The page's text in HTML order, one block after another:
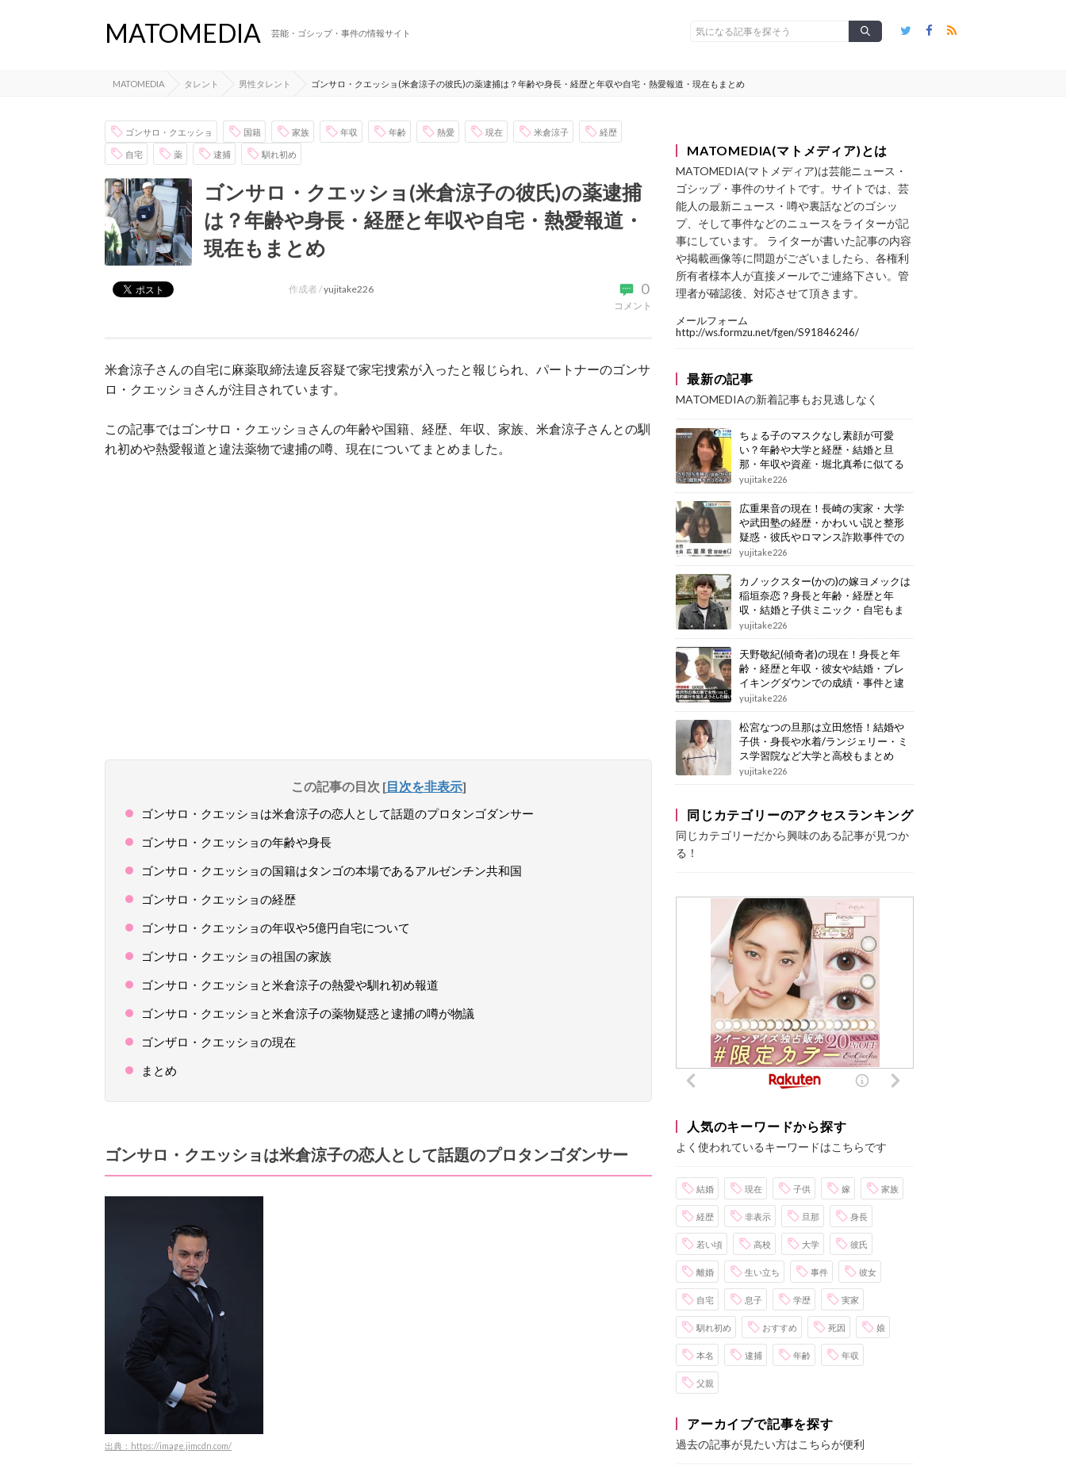
MATOMEDIA 芸能・ゴシップ・事件の情報サイト
MATOMEDIA タレント 男性タレント ゴンサロ・クエッショ(米倉涼子の彼氏)の薬逮捕は？年齢や身長・経歴と年収や自宅・熱愛報道・現在もまとめ
ゴンサロ・クエッショ 国籍 家族 年収 年齢 熱愛 現在 米倉涼子 経歴
自宅 薬 逮捕 馴れ初め
ゴンサロ・クエッショ(米倉涼子の彼氏)の薬逮捕
は？年齢や身長・経歴と年収や自宅・熱愛報道・
現在もまとめ
0
コメント
作成者 /yujitake226
米倉涼子さんの自宅に麻薬取締法違反容疑で家宅捜索が入ったと報じられ、パートナーのゴンサ
ロ・クエッショさんが注目されています。
この記事ではゴンサロ・クエッショさんの年齢や国籍、経歴、年収、家族、米倉涼子さんとの馴
れ初めや熱愛報道と違法薬物で逮捕の噂、現在についてまとめました。
この記事の目次 [目次を非表示]
ゴンサロ・クエッショは米倉涼子の恋人として話題のプロタンゴダンサー
ゴンサロ・クエッショの年齢や身長
ゴンサロ・クエッショの国籍はタンゴの本場であるアルゼンチン共和国
ゴンサロ・クエッショの経歴
ゴンサロ・クエッショの年収や5億円自宅について
ゴンサロ・クエッショの祖国の家族
ゴンサロ・クエッショと米倉涼子の熱愛や馴れ初め報道
ゴンサロ・クエッショと米倉涼子の薬物疑惑と逮捕の噂が物議
ゴンザロ・クエッショの現在
まとめ
ゴンサロ・クエッショは米倉涼子の恋人として話題のプロタンゴダンサー
出典：https://image.jimcdn.com/
MATOMEDIA(マトメディア)とは
MATOMEDIA(マトメディア)は芸能ニュース・
ゴシップ・事件のサイトです。サイトでは、芸
能人の最新ニュース・噂や裏話などのゴシッ
プ、そして事件などのニュースをライターが記
事にしています。 ライターが書いた記事の内容
や掲載画像等に問題がございましたら、各権利
所有者様本人が直接メールでご連絡下さい。管
理者が確認後、対応させて頂きます。
メールフォーム
http://ws.formzu.net/fgen/S91846246/
最新の記事
MATOMEDIAの新着記事もお見逃しなく
ちょる子のマスクなし素顔が可愛
い？年齢や大学と経歴・結婚と旦
那・年収や資産・堀北真希に似てる
画像もまとめ
yujitake226
広重果音の現在！長崎の実家・大学
や武田塾の経歴・かわいい説と整形
疑惑・彼氏やロマンス詐欺事件での
逮捕もまとめ
yujitake226
カノックスター(かの)の嫁ヨメックは
稲垣奈恋？身長と年齢・経歴と年
収・結婚と子供ミニック・自宅もま
とめ
yujitake226
天野敬紀(傾奇者)の現在！身長と年
齢・経歴と年収・彼女や結婚・ブレ
イキングダウンでの成績・事件と逮
捕もまとめ
yujitake226
松宮なつの旦那は立田悠悟！結婚や
子供・身長や水着/ランジェリー・ミ
ス学習院など大学と高校もまとめ
yujitake226
同じカテゴリーのアクセスランキング
同じカテゴリーだから興味のある記事が見つか
る！
人気のキーワードから探す
よく使われているキーワードはこちらです
結婚 現在 子供 嫁 家族
経歴 非表示 旦那 身長
若い頃 高校 大学 彼氏
離婚 生い立ち 事件 彼女
自宅 息子 学歴 実家
馴れ初め おすすめ 死因 娘
本名 逮捕 年齢 年収
父親
アーカイブで記事を探す
過去の記事が見たい方はこちらが便利